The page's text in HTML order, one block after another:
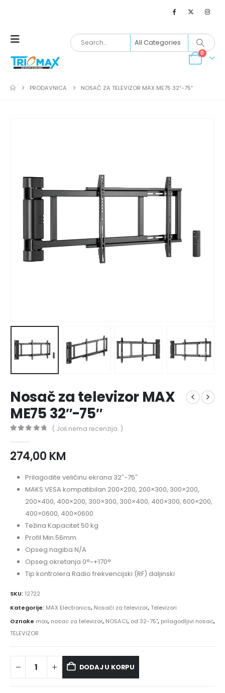
0
PRODAVNICA NOSAČ ZA TELEVIZOR MAX ME75 32″-75″
Nosač za televizor MAX
ME75 32″-75″
( Još nema recenzija. )
274,00 KM
Prilagodite veličinu ekrana 32″-75″
MAKS VESA kompatibilan 200×200, 200×300, 300×200,
200×400, 400×200, 300×300, 300×400, 400×300, 600×200,
400×0600, 400×0600
Težina Kapacitet 50 kg
Profil Min.56mm
Opseg nagiba N/A
Opseg okretanja 0°~+170°
Tip kontrolera Radio frekvencijski (RF) daljinski
SKU: 12722
Kategorije: MAX Electronics, Nosači za televizor,Televizori
Oznake max, nosac za televizor, NOSACI, od 32-75", prilagodljivi nosac,
TELEVIZOR
DODAJ U KORPU